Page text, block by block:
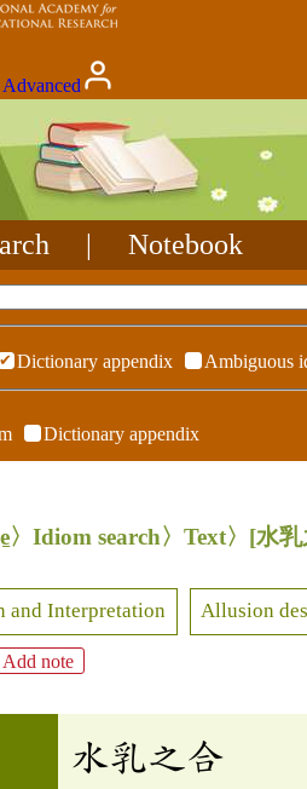
Advanced
Notebook
Dictionary appendix Ambiguous
Dictionary appendix
〉Idiom search〉Text〉 [水
and Interpretation Allusion
Add note
水乳之合